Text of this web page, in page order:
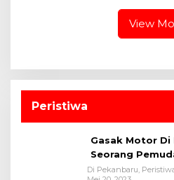
View
Peristiwa
Gasak Motor Di
Seorang
Bukit Raya
Di Pekanbaru,